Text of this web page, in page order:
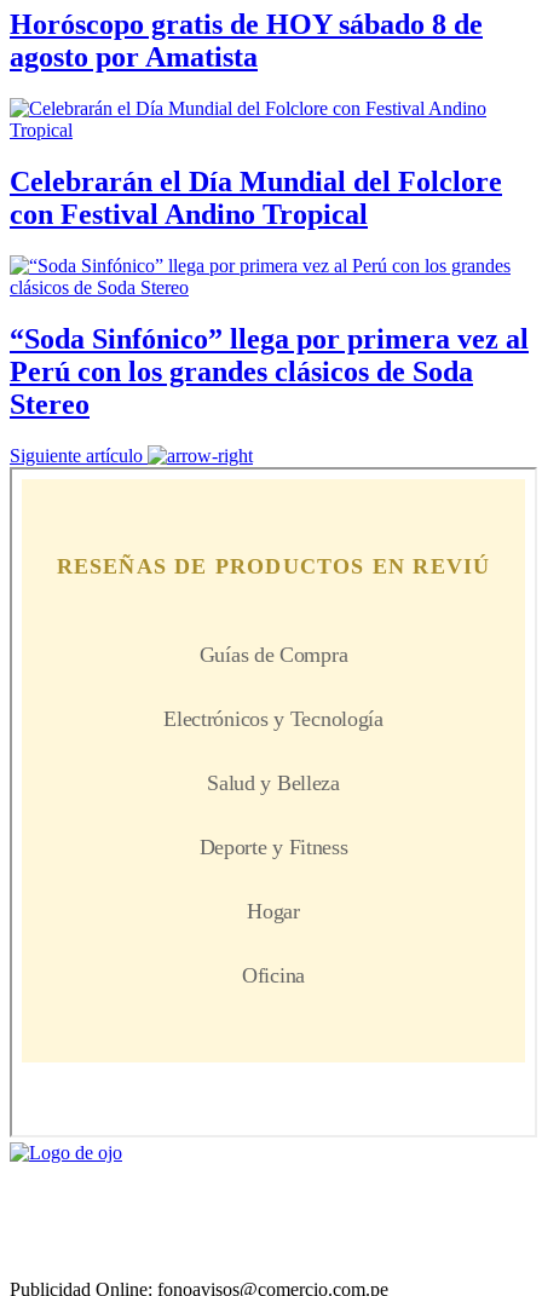
Horóscopo gratis de HOY sábado 8 de
agosto por Amatista
Celebrarán el Día Mundial del Folclore
con Festival Andino Tropical
“Soda Sinfónico” llega por primera vez al
Perú con los grandes clásicos de Soda
Stereo
Siguiente artículo
Publicidad Online: fonoavisos@comercio.com.pe